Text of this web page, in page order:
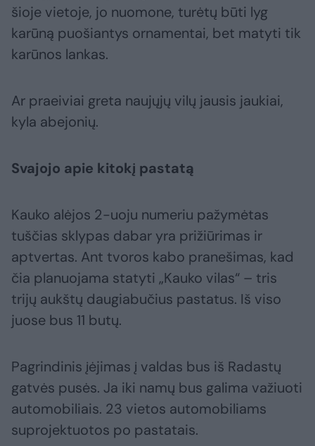
šioje vietoje, jo nuomone, turėtų būti lyg
karūną puošiantys ornamentai, bet matyti tik
karūnos lankas.
Ar praeiviai greta naujųjų vilų jausis jaukiai,
kyla abejonių.
Svajojo apie kitokį pastatą
Kauko alėjos 2-uoju numeriu pažymėtas
tuščias sklypas dabar yra prižiūrimas ir
aptvertas. Ant tvoros kabo pranešimas, kad
čia planuojama statyti „Kauko vilas“ – tris
trijų aukštų daugiabučius pastatus. Iš viso
juose bus 11 butų.
Pagrindinis įėjimas į valdas bus iš Radastų
gatvės pusės. Ja iki namų bus galima važiuoti
automobiliais. 23 vietos automobiliams
suprojektuotos po pastatais.